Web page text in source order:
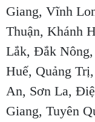
Giang, Vĩnh
Thuận, Khánh
Lắk, Đắk
Huế, Quảng
An, Sơn La,
Giang, Tuyên